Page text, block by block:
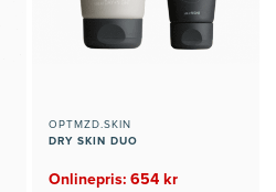
OPTMZD.SKIN
DRY SKIN DUO
Onlinepris: 654 kr